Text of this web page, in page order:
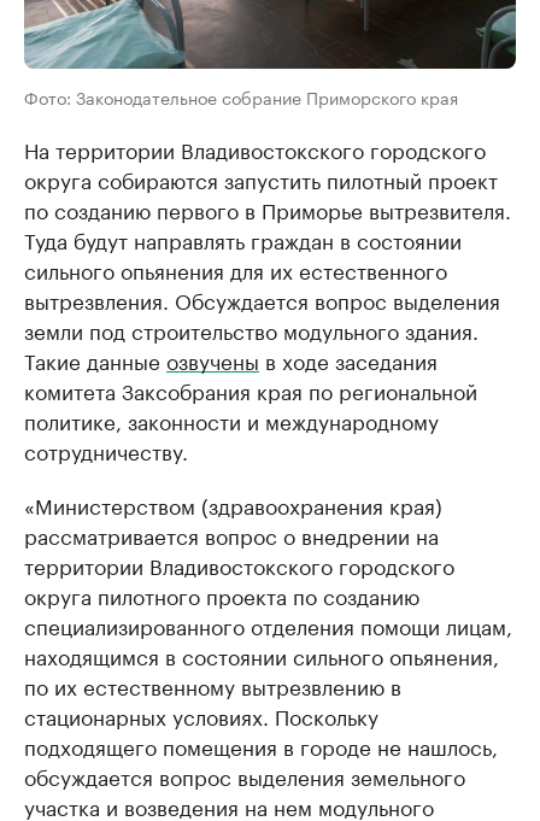
Фото: Законодательное собрание Приморского края
На территории Владивостокского городского
округа собираются запустить пилотный проект
по созданию первого в Приморье вытрезвителя.
Туда будут направлять граждан в состоянии
сильного опьянения для их естественного
вытрезвления. Обсуждается вопрос выделения
земли под строительство модульного здания.
Такие данные озвучены в ходе заседания
комитета Заксобрания края по региональной
политике, законности и международному
сотрудничеству.
«Министерством (здравоохранения края)
рассматривается вопрос о внедрении на
территории Владивостокского городского
округа пилотного проекта по созданию
специализированного отделения помощи лицам,
находящимся в состоянии сильного опьянения,
по их естественному вытрезвлению в
стационарных условиях. Поскольку
подходящего помещения в городе не нашлось,
обсуждается вопрос выделения земельного
участка и возведения на нем модульного